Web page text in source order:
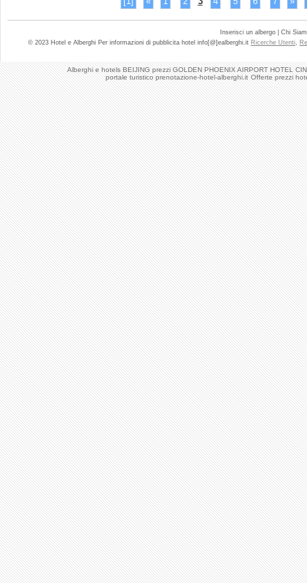
Alberghi e hotels BEIJING prezzi GOLDEN PHOENIX AIRPORT HOTEL
portale turistico prenotazione-hotel-alberghi.it Offerte prezzi
Inserisci un albergo | Chi
© 2023 Hotel e Alberghi Per informazioni di pubblicita hotel info[@]ealberghi.it Ricerche Utenti,